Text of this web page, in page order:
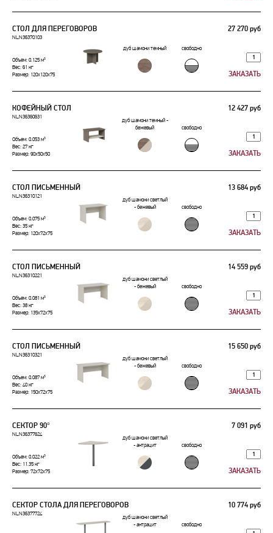
СТОЛ ДЛЯ ПЕРЕГОВОРОВ 27 270 руб
NLN36370103
дуб шамони темный
свободно
Объем: 0.125 м³
Вес: 61 кг
Размер: 120x120x75
КОФЕЙНЫЙ СТОЛ 12 427 руб
NLN36360631
дуб шамони темный -
бежевый
свободно
Объем: 0.053 м³
Вес: 27 кг
Размер: 90x50x50
СТОЛ ПИСЬМЕННЫЙ 13 684 руб
NLN36310121
дуб шамони светлый
- бежевый
свободно
Объем: 0.075 м³
Вес: 35 кг
Размер: 120x72x75
СТОЛ ПИСЬМЕННЫЙ 14 559 руб
NLN36310221
дуб шамони светлый
- бежевый
свободно
Объем: 0.081 м³
Вес: 38 кг
Размер: 135x72x75
СТОЛ ПИСЬМЕННЫЙ 15 650 руб
NLN36310321
дуб шамони светлый
- бежевый
свободно
Объем: 0.087 м³
Вес: 40 кг
Размер: 150x72x75
СЕКТОР 90° 7 091 руб
NLN36377624
дуб шамони светлый
- антрацит
свободно
Объем: 0.022 м³
Вес: 11.35 кг
Размер: 72x72x75
СЕКТОР СТОЛА ДЛЯ ПЕРЕГОВОРОВ 10 774 руб
NLN36377724
дуб шамони светлый
- антрацит
свободно